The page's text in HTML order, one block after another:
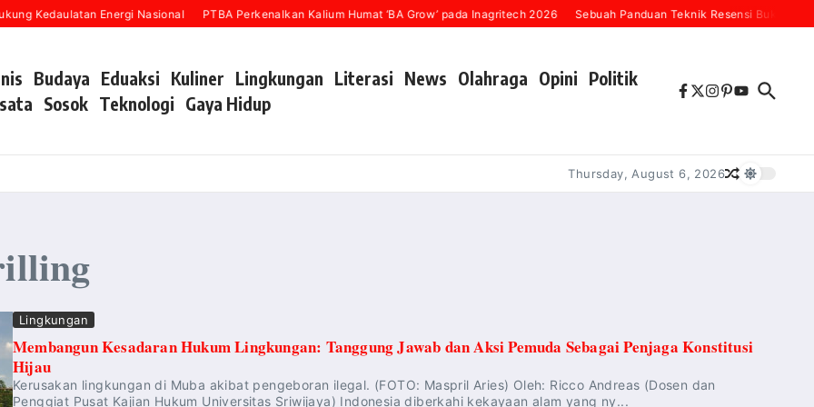
Kedaulatan Energi Nasional PTBA Perkenalkan Kalium Humat ‘BA Grow’ pada Inagritech 2026 Sebuah Panduan Teknik Resensi Buku
Budaya Eduaksi Kuliner Lingkungan Literasi News Olahraga Opini Politik
Sosok Teknologi Gaya Hidup
Thursday, August 6, 2026
Lingkungan
Membangun Kesadaran Hukum Lingkungan: Tanggung Jawab dan Aksi Pemuda Sebagai Penjaga Konstitusi
Hijau
Kerusakan lingkungan di Muba akibat pengeboran ilegal. (FOTO: Maspril Aries) Oleh: Ricco Andreas (Dosen dan
Penggiat Pusat Kajian Hukum Universitas Sriwijaya) Indonesia diberkahi kekayaan alam yang ny...